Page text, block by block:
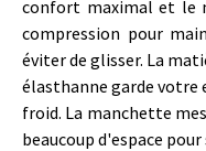
confort maximal et le
compression pour
éviter de glisser. La
élasthanne garde votre
froid. La manchette
beaucoup d'espace